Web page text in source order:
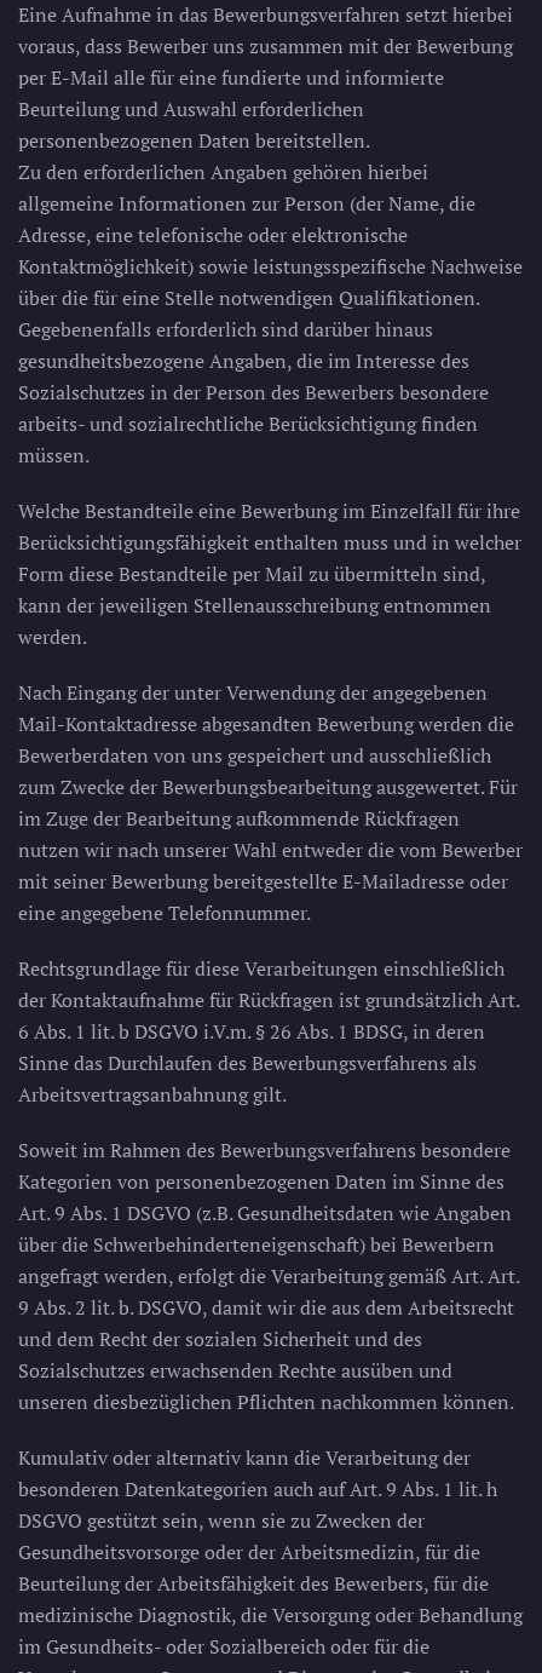
Eine Aufnahme in das Bewerbungsverfahren setzt hierbei
voraus, dass Bewerber uns zusammen mit der Bewerbung
per E-Mail alle für eine fundierte und informierte
Beurteilung und Auswahl erforderlichen
personenbezogenen Daten bereitstellen.
Zu den erforderlichen Angaben gehören hierbei
allgemeine Informationen zur Person (der Name, die
Adresse, eine telefonische oder elektronische
Kontaktmöglichkeit) sowie leistungsspezifische Nachweise
über die für eine Stelle notwendigen Qualifikationen.
Gegebenenfalls erforderlich sind darüber hinaus
gesundheitsbezogene Angaben, die im Interesse des
Sozialschutzes in der Person des Bewerbers besondere
arbeits- und sozialrechtliche Berücksichtigung finden
müssen.
Welche Bestandteile eine Bewerbung im Einzelfall für ihre
Berücksichtigungsfähigkeit enthalten muss und in welcher
Form diese Bestandteile per Mail zu übermitteln sind,
kann der jeweiligen Stellenausschreibung entnommen
werden.
Nach Eingang der unter Verwendung der angegebenen
Mail-Kontaktadresse abgesandten Bewerbung werden die
Bewerberdaten von uns gespeichert und ausschließlich
zum Zwecke der Bewerbungsbearbeitung ausgewertet. Für
im Zuge der Bearbeitung aufkommende Rückfragen
nutzen wir nach unserer Wahl entweder die vom Bewerber
mit seiner Bewerbung bereitgestellte E-Mailadresse oder
eine angegebene Telefonnummer.
Rechtsgrundlage für diese Verarbeitungen einschließlich
der Kontaktaufnahme für Rückfragen ist grundsätzlich Art.
6 Abs. 1 lit. b DSGVO i.V.m. § 26 Abs. 1 BDSG, in deren
Sinne das Durchlaufen des Bewerbungsverfahrens als
Arbeitsvertragsanbahnung gilt.
Soweit im Rahmen des Bewerbungsverfahrens besondere
Kategorien von personenbezogenen Daten im Sinne des
Art. 9 Abs. 1 DSGVO (z.B. Gesundheitsdaten wie Angaben
über die Schwerbehinderteneigenschaft) bei Bewerbern
angefragt werden, erfolgt die Verarbeitung gemäß Art. Art.
9 Abs. 2 lit. b. DSGVO, damit wir die aus dem Arbeitsrecht
und dem Recht der sozialen Sicherheit und des
Sozialschutzes erwachsenden Rechte ausüben und
unseren diesbezüglichen Pflichten nachkommen können.
Kumulativ oder alternativ kann die Verarbeitung der
besonderen Datenkategorien auch auf Art. 9 Abs. 1 lit. h
DSGVO gestützt sein, wenn sie zu Zwecken der
Gesundheitsvorsorge oder der Arbeitsmedizin, für die
Beurteilung der Arbeitsfähigkeit des Bewerbers, für die
medizinische Diagnostik, die Versorgung oder Behandlung
im Gesundheits- oder Sozialbereich oder für die